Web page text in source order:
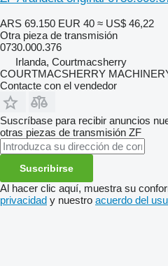
ARS 69.150 EUR 40 ≈ US$ 46,22
Otra pieza de transmisión
0730.000.376
Irlanda, Courtmacsherry
COURTMACSHERRY
Contacte con el vendedor
Suscríbase para recibir anuncios
otras piezas de transmisión ZF
Suscribirse
Al hacer clic aquí, muestra su
privacidad y nuestro acuerdo del